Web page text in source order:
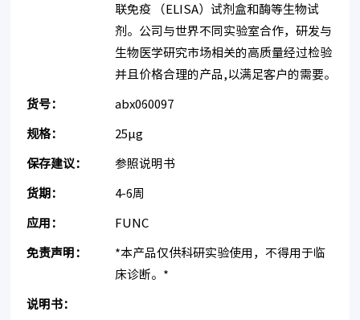
联免疫 （ELISA）试剂盒和酶等生物试
剂。公司与世界不同实验室合作，研发与
生物医学研究市场相关的高质量经过检验
并且价格合理的产品,以满足客户的需要。
货号： abx060097
规格： 25µg
保存建议： 参照说明书
货期： 4-6周
应用： FUNC
免责声明：
*本产品仅供科研实验使用，不得用于临
床诊断。*
说明书：